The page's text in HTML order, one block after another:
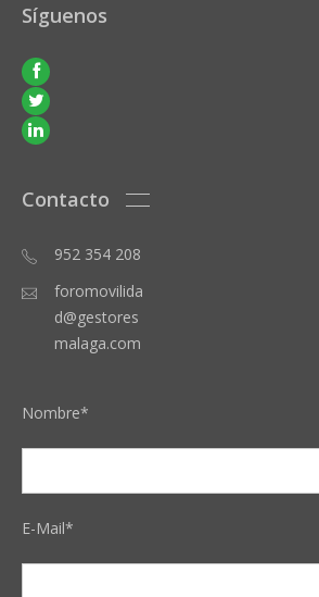
Síguenos
Contacto
952 354 208
foromovilida
d@gestores
malaga.com
Nombre*
E-Mail*